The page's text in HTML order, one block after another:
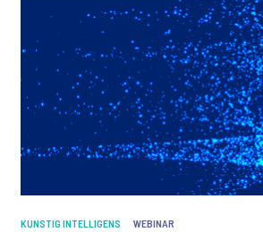
KUNSTIG INTELLIGENS WEBINAR